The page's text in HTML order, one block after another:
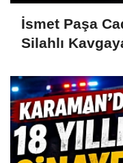
İsmet Paşa
Silahlı